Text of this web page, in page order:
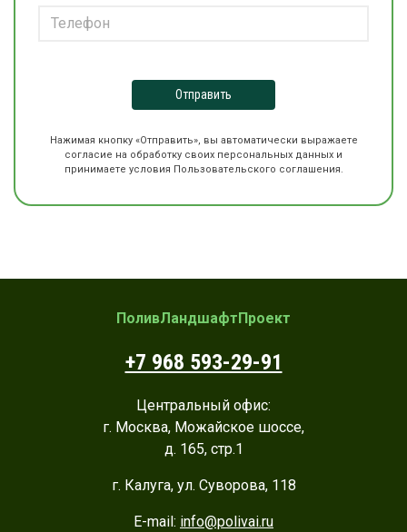
Отправить
Нажимая кнопку «Отправить», вы автоматически выражаете
согласие на обработку своих персональных данных и
принимаете условия Пользовательского соглашения.
ПоливЛандшафтПроект
+7 968 593-29-91
Центральный офис:
г. Москва, Можайское шоссе,
д. 165, стр.1
г. Калуга, ул. Суворова, 118
E-mail: info@polivai.ru